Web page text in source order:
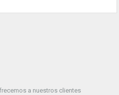
a nuestros clientes